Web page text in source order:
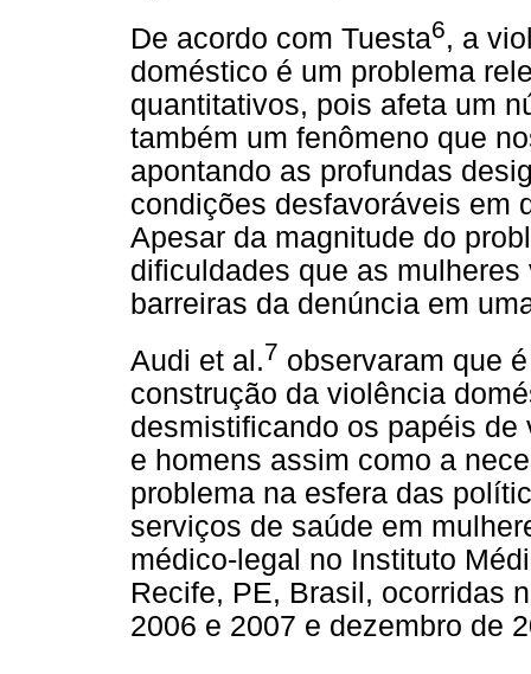
De acordo com Tuesta6, a
doméstico é um problema
quantitativos, pois afeta um
também um fenômeno que
apontando as profundas
condições desfavoráveis em
Apesar da magnitude do
dificuldades que as
barreiras da denúncia em
Audi et al.7 observaram que
construção da violência
desmistificando os papéis
e homens assim como a
problema na esfera das
serviços de saúde em
médico-legal no Instituto
Recife, PE, Brasil, ocorridas
2006 e 2007 e dezembro de